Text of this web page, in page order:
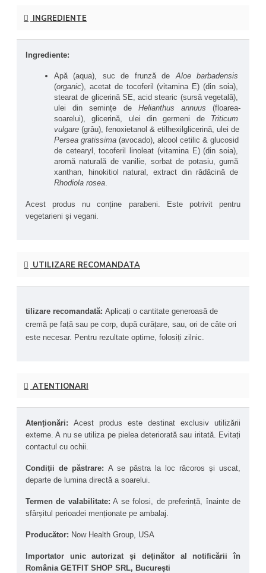
diminuarea aspectului petelor pigmentare, a cicatricilor și a
Formula este îmbogățită cu ulei din germeni de grâu (Triticum
fitonutrienți, care susțin regenerarea cutanată și refacerea
barierei hidrolipidice. Extractul de Rhodiola rosea , o plantă
adaptogenă cu proprietăți antioxidante, ajută pielea să
gestioneze mai eficient stresul oxidativ și agresiunile externe,
precum poluarea sau variațiile de temperatură. În completare,
aloe vera, uleiul de avocado și uleiul de floarea-soarelui oferă
o hidratare profundă și un efect calmant imediat, contribuind la
catifelarea pielii, reducerea iritațiilor și menținerea confortului
cutanat, inclusiv în cazul pielii sensibile sau reactive.
(Cruelty Free).
Hidratare profundă și hrănire intensă
Protecție antioxidantă – Combate efectele radicalilor
Reducerea aspectului cicatricilor și petelor
Utilizarea regulată poate contribui la uniformizarea
tonului pielii.
Calmarea pielii iritate sau afectate de factorii
menținerea fermității și elasticității.
lasă o senzație lipicioasă sau grasă.
Formulă naturală și etică –
Fără parabeni, fără
ingrediente de origine animală, netestată pe animale.
INGREDIENTE
Ingrediente:
Apă (aqua), suc de frunză de Aloe barbadensis
(organic), acetat de tocoferil (vitamina E) (din soia),
stearat de glicerină SE, acid stearic (sursă vegetală),
ulei din semințe de Helianthus annuus (floarea-
soarelui), glicerină, ulei din germeni de Triticum
vulgare
Persea gratissima (avocado), alcool cetilic & glucosid
de cetearyl, tocoferil linoleat (vitamina E) (din soia),
aromă naturală de vanilie, sorbat de potasiu, gumă
Rhodiola rosea
Acest produs nu conține parabeni. Este potrivit pentru
vegetarieni și vegani.
UTILIZARE RECOMANDATA
tilizare recomandată: Aplicați o cantitate generoasă de
cremă pe față sau pe corp, după curățare, sau, ori de câte ori
este necesar. Pentru rezultate optime, folosiți zilnic.
ATENTIONARI
Atenționări: Acest produs este destinat exclusiv utilizării
externe. A nu se utiliza pe pielea deteriorată sau iritată. Evitați
contactul cu ochii.
Condiții de păstrare: A se păstra la loc răcoros și uscat,
departe de lumina directă a soarelui.
Termen de valabilitate: A se folosi, de preferință, înainte de
sfârșitul perioadei menționate pe ambalaj.
Producător: Now Health Group, USA
Importator unic autorizat și deținător al notificării în
România GETFIT SHOP SRL, București